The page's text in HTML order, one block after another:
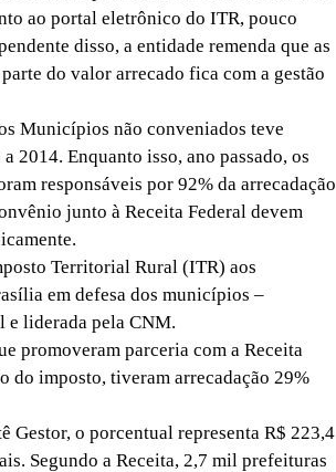
ao portal eletrônico do ITR, pouco
disso, a entidade remenda que as
do valor arrecado fica com a gestão
Municípios não conveniados teve
2014. Enquanto isso, ano passado, os
responsáveis por 92% da arrecadação
junto à Receita Federal devem
Territorial Rural (ITR) aos
em defesa dos municípios –
liderada pela CNM.
promoveram parceria com a Receita
do imposto, tiveram arrecadação 29%
o porcentual representa R$ 223,4
Segundo a Receita, 2,7 mil prefeituras